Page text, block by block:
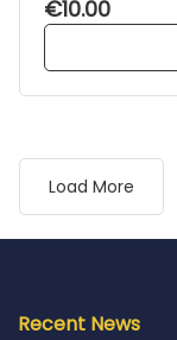
€10.00
Load More
Recent News